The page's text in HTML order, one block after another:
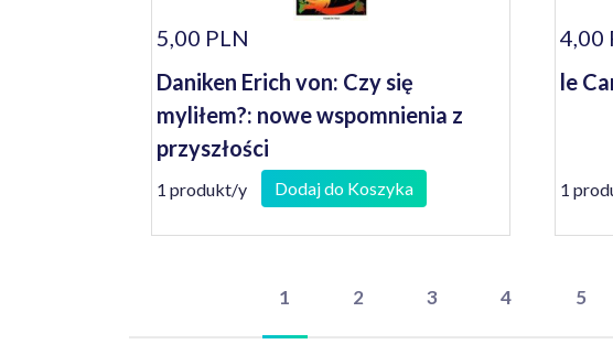
5,00 PLN
Daniken Erich von: Czy się
myliłem?: nowe wspomnienia z
przyszłości
1 produkt/y Dodaj do Koszyka
4,00
le
1
1 2 3 4 5